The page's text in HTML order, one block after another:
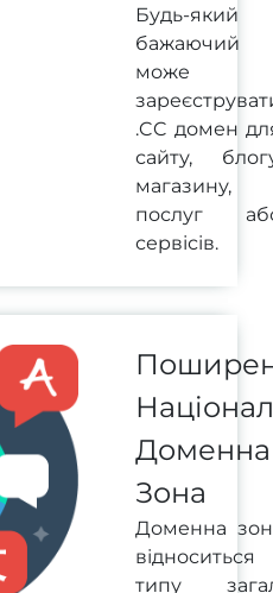
Будь-який
бажаючий
може
.CC домен
сайту,
магазину,
послуг
сервісів.
Доменна
Зона
Доменна
типу